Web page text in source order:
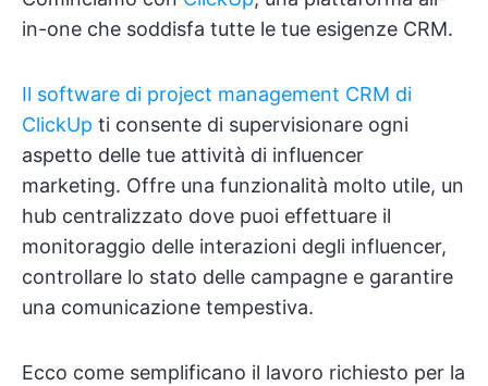
in-one che soddisfa tutte le tue esigenze CRM.
Il software di project management CRM di
ClickUp ti consente di supervisionare ogni
aspetto delle tue attività di influencer
marketing. Offre una funzionalità molto utile, un
hub centralizzato dove puoi effettuare il
monitoraggio delle interazioni degli influencer,
controllare lo stato delle campagne e garantire
una comunicazione tempestiva.
Ecco come semplificano il lavoro richiesto per la